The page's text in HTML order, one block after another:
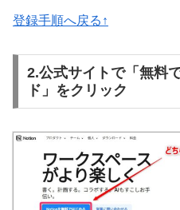
登録手順へ戻る↑
2.公式サイトで「無料
ド」をクリック